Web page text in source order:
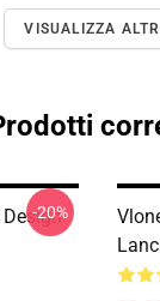
VISUALIZZA
-20%